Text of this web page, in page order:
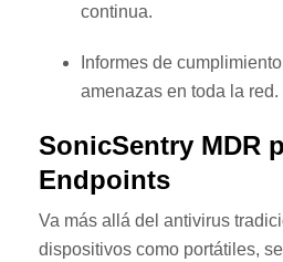
continua.
Informes de
amenazas en toda la red.
SonicSentry MDR
Endpoints
Va más allá del antivirus
dispositivos como portátiles,